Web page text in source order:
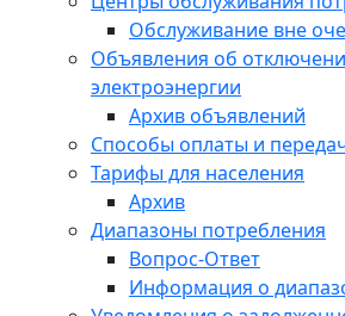
Обслуживание вне
Объявления об
электроэнергии
Архив объявлений
Способы оплаты и
Тарифы для населения
Архив
Диапазоны потребления
Вопрос-Ответ
Информация о